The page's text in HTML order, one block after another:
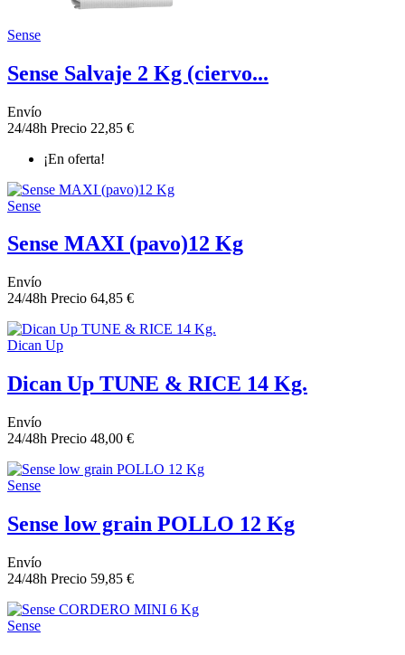
Sense
Sense Salvaje 2 Kg (ciervo...
Envío
24/48h Precio 22,85 €
¡En oferta!
Sense
Sense MAXI (pavo)12 Kg
Envío
24/48h Precio 64,85 €
Dican Up
Dican Up TUNE & RICE 14 Kg.
Envío
24/48h Precio 48,00 €
Sense
Sense low grain POLLO 12 Kg
Envío
24/48h Precio 59,85 €
Sense